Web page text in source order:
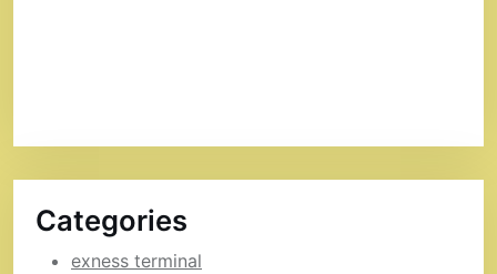
Categories
exness terminal